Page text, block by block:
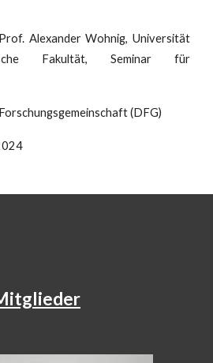
Alexander Wohnig, Universität
Fakultät, Seminar für
(DFG)